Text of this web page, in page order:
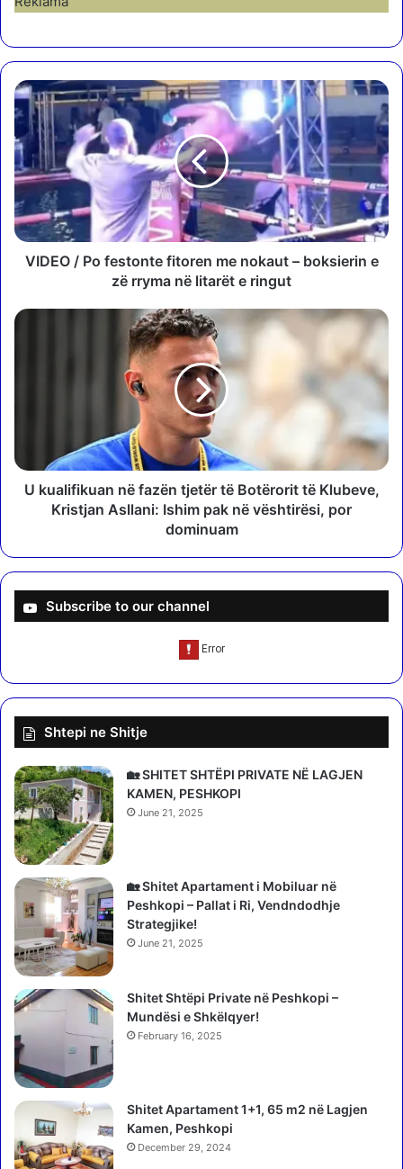
V
I
D
E
O
/
P
o
f
o
r
n
a
b
o
s
i
e
r
i
n
e
z
r
r
y
m
a
n
ë
l
i
a
ë
VIDEO / Po festonte fitoren me nokaut – boksierin e
zë rryma në litarët e ringut
U
k
z
j
e
ë
r
t
ë
B
o
t
ë
o
r
i
t
ë
K
u
e
e
U kualifikuan në fazën tjetër të Botërorit të Klubeve,
Kristjan Asllani: Ishim pak në vështirësi, por
dominuam
Subscribe to our channel
Shtepi ne Shitje
🏡 SHITET SHTËPI PRIVATE NË LAGJEN
KAMEN, PESHKOPI
June 21, 2025
🏡 Shitet Apartament i Mobiluar në
Peshkopi – Pallat i Ri, Vendndodhje
Strategjike!
June 21, 2025
Shitet Shtëpi Private në Peshkopi –
Mundësi e Shkëlqyer!
February 16, 2025
Shitet Apartament 1+1, 65 m2 në Lagjen
Kamen, Peshkopi
December 29, 2024